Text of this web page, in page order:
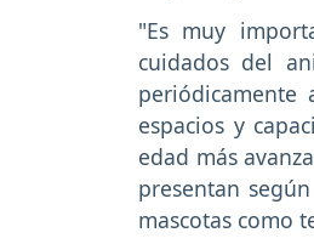
"Es muy
cuidados del
periódicamente
espacios y
edad más
presentan
mascotas como